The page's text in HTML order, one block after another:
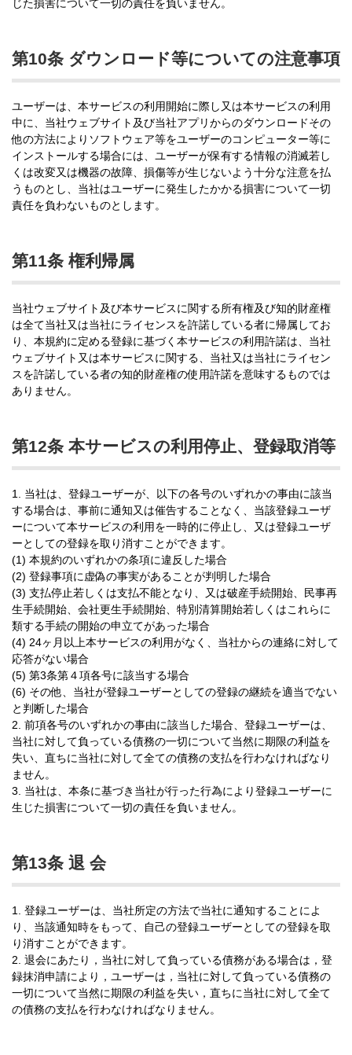
じた損害について一切の責任を負いません。
第10条 ダウンロード等についての注意事項
ユーザーは、本サービスの利用開始に際し又は本サービスの利用
中に、当社ウェブサイト及び当社アプリからのダウンロードその
他の方法によりソフトウェア等をユーザーのコンピューター等に
インストールする場合には、ユーザーが保有する情報の消滅若し
くは改変又は機器の故障、損傷等が生じないよう十分な注意を払
うものとし、当社はユーザーに発生したかかる損害について一切
責任を負わないものとします。
第11条 権利帰属
当社ウェブサイト及び本サービスに関する所有権及び知的財産権
は全て当社又は当社にライセンスを許諾している者に帰属してお
り、本規約に定める登録に基づく本サービスの利用許諾は、当社
ウェブサイト又は本サービスに関する、当社又は当社にライセン
スを許諾している者の知的財産権の使用許諾を意味するものでは
ありません。
第12条 本サービスの利用停止、登録取消等
1. 当社は、登録ユーザーが、以下の各号のいずれかの事由に該当
する場合は、事前に通知又は催告することなく、当該登録ユーザ
ーについて本サービスの利用を一時的に停止し、又は登録ユーザ
ーとしての登録を取り消すことができます。
(1) 本規約のいずれかの条項に違反した場合
(2) 登録事項に虚偽の事実があることが判明した場合
(3) 支払停止若しくは支払不能となり、又は破産手続開始、民事再
生手続開始、会社更生手続開始、特別清算開始若しくはこれらに
類する手続の開始の申立てがあった場合
(4) 24ヶ月以上本サービスの利用がなく、当社からの連絡に対して
応答がない場合
(5) 第3条第４項各号に該当する場合
(6) その他、当社が登録ユーザーとしての登録の継続を適当でない
と判断した場合
2. 前項各号のいずれかの事由に該当した場合、登録ユーザーは、
当社に対して負っている債務の一切について当然に期限の利益を
失い、直ちに当社に対して全ての債務の支払を行わなければなり
ません。
3. 当社は、本条に基づき当社が行った行為により登録ユーザーに
生じた損害について一切の責任を負いません。
第13条 退 会
1. 登録ユーザーは、当社所定の方法で当社に通知することによ
り、当該通知時をもって、自己の登録ユーザーとしての登録を取
り消すことができます。
2. 退会にあたり，当社に対して負っている債務がある場合は，登
録抹消申請により，ユーザーは，当社に対して負っている債務の
一切について当然に期限の利益を失い，直ちに当社に対して全て
の債務の支払を行わなければなりません。